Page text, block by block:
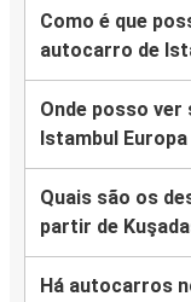
Como é que
autocarro de
Onde posso
Istambul
Quais são os
partir de
Há autocarros